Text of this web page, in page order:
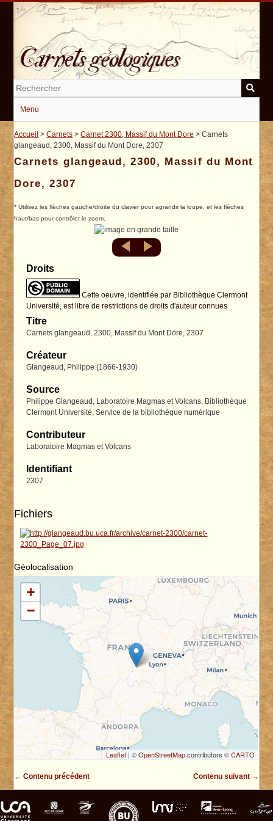
Passer
Menu
Accueil >Carnets >Carnet 2300, Massif du Mont Dore > Carnets
glangeaud, 2300, Massif du Mont Dore, 2307
Carnets glangeaud, 2300, Massif du Mont
Dore, 2307
* Utilisez les flèches gauche/droite du clavier pour agrandir la loupe, et les flèches
haut/bas pour contrôler le zoom.
Droits
Cette oeuvre, identifiée par Bibliothèque Clermont
Université, est libre de restrictions de droits d'auteur connues
Titre
Carnets glangeaud, 2300, Massif du Mont Dore, 2307
Créateur
Glangeaud, Philippe (1866-1930)
Source
Philippe Glangeaud, Laboratoire Magmas et Volcans, Bibliothèque
Clermont Université, Service de la bibliothèque numérique
Contributeur
Laboratoire Magmas et Volcans
Identifiant
2307
Fichiers
Géolocalisation
+
−
Leaflet | ©OpenStreetMapcontributors ©CARTO
← Contenu précédent Contenu suivant →